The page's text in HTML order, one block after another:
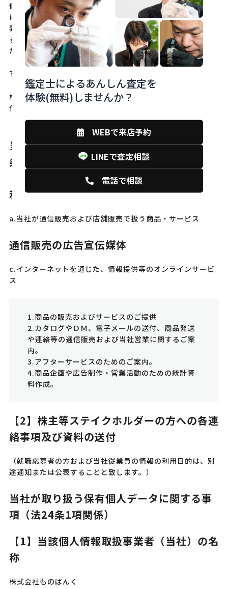
個人情報の保護に関する法律（以下、法といいます。）で
は、当社が取得する個人情報について、所定の事項を、 公
表、もしくは本人が知り得る状態に置くべきものと定めてい
ます。 以下では、これらの事項を公表等のため掲載させてい
ただきますので、 ご覧くださいますようお願い申し上げます
（用語等は、monobank・プライバシーポリシーと同一で
す）。
株式会社ものばんく
代表取締役社長 吉田 悟
（2020年12月23日制定)
当社が取り扱う個人情報の利用目的（法18
条1項関係）
【1】aからcに関する、下記1）から3）の
利用目的
a.当社が通信販売および店舗販売で扱う商品・サービス
通信販売の広告宣伝媒体
c.インターネットを通じた、情報提供等のオンラインサービ
ス
1.商品の販売およびサービスのご提供
2.カタログやＤＭ、電子メールの送付、商品発送
や連絡等の通信販売および当社営業に関するご案
内。
3.アフターサービスのためのご案内。
4.商品企画や広告制作・営業活動のための統計資
料作成。
【2】株主等ステイクホルダーの方への各連
絡事項及び資料の送付
（就職応募者の方および当社従業員の情報の利用目的は、別
途通知または公表することと致します。）
当社が取り扱う保有個人データに関する事
項（法24条1項関係）
【1】当該個人情報取扱事業者（当社）の名
称
株式会社ものばんく
鑑定士によるあんしん査定を
体験(無料)しませんか？
WEBで来店予約
LINEで査定相談
電話で相談